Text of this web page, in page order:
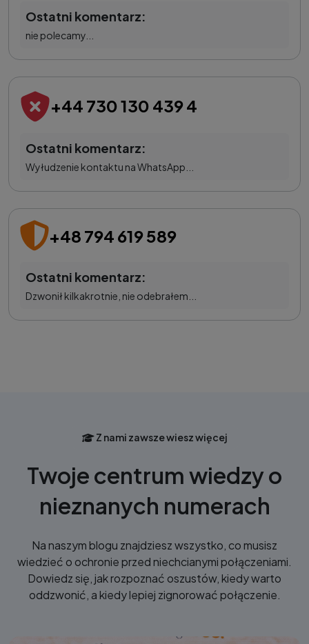
Ostatni komentarz:
nie polecamy...
+44 730 130 439 4
Ostatni komentarz:
Wyłudzenie kontaktu na WhatsApp...
+48 794 619 589
Ostatni komentarz:
Dzwonił kilkakrotnie, nie odebrałem...
Z nami zawsze wiesz więcej
Twoje centrum wiedzy o
nieznanych numerach
Na naszym blogu znajdziesz wszystko, co musisz
wiedzieć o ochronie przed niechcianymi połączeniami.
Dowiedz się, jak rozpoznać oszustów, kiedy warto
oddzwonić, a kiedy lepiej zignorować połączenie.